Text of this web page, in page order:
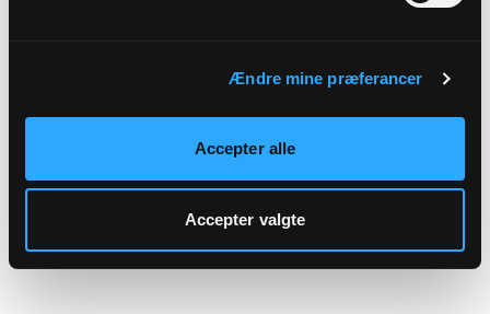
Ændre mine præferancer
Accepter alle
Accepter valgte